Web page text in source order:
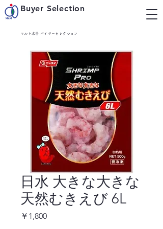
Buyer Selection
マルト水谷 バイヤーセレクション
日水 大きな大きな
天然むきえび 6L
￥1,800価